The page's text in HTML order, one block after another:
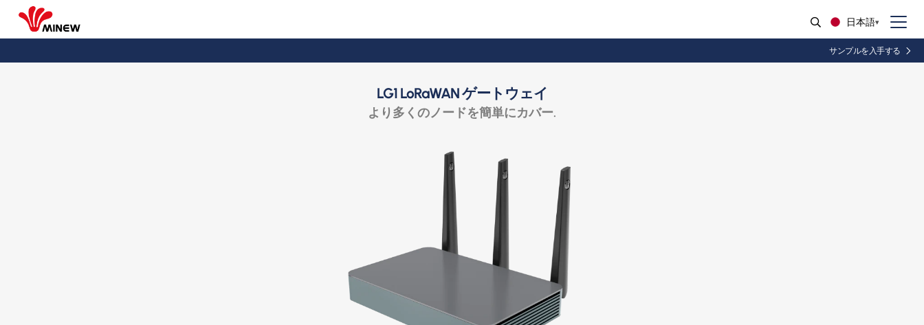
日本語
サンプルを入手する
LG1 LoRaWAN ゲートウェイ
より多くのノードを簡単にカバー.